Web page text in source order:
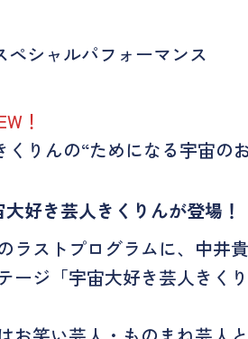
ペシャルパフォーマンス
！
くりんの“ためになる宇宙の
好き芸人きくりんが登場！
ラストプログラムに、中井
ージ「宇宙大好き芸人きく